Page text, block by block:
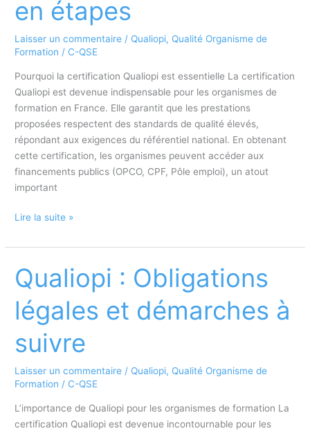
en étapes
Laisser un commentaire / Qualiopi, Qualité Organisme de
Formation / C-QSE
Pourquoi la certification Qualiopi est essentielle La certification
Qualiopi est devenue indispensable pour les organismes de
formation en France. Elle garantit que les prestations
proposées respectent des standards de qualité élevés,
répondant aux exigences du référentiel national. En obtenant
cette certification, les organismes peuvent accéder aux
financements publics (OPCO, CPF, Pôle emploi), un atout
important
Le
de
Qualiopi
étapes
Lire la suite »
Qualiopi : Obligations
légales et démarches à
suivre
Laisser un commentaire / Qualiopi, Qualité Organisme de
Formation / C-QSE
L’importance de Qualiopi pour les organismes de formation La
certification Qualiopi est devenue incontournable pour les